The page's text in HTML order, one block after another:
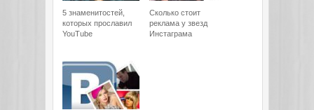
5 знаменитостей,
которых прославил
YouTube
Сколько стоит
реклама у звезд
Инстаграма